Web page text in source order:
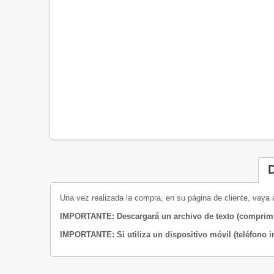
Una vez realizada la compra, en su página de cliente,
IMPORTANTE: Descargará un archivo de texto
IMPORTANTE: Si utiliza un dispositivo móvil